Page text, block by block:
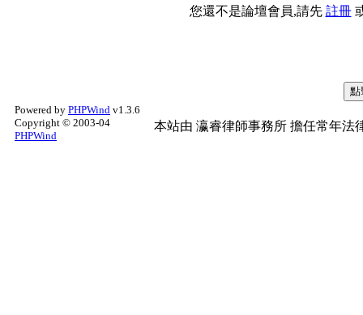
您還不是論壇會員,請先 註冊
Powered by PHPWind v1.3.6
Copyright © 2003-04
PHPWind
本站由 瀛睿律師事務所 擔任常年法